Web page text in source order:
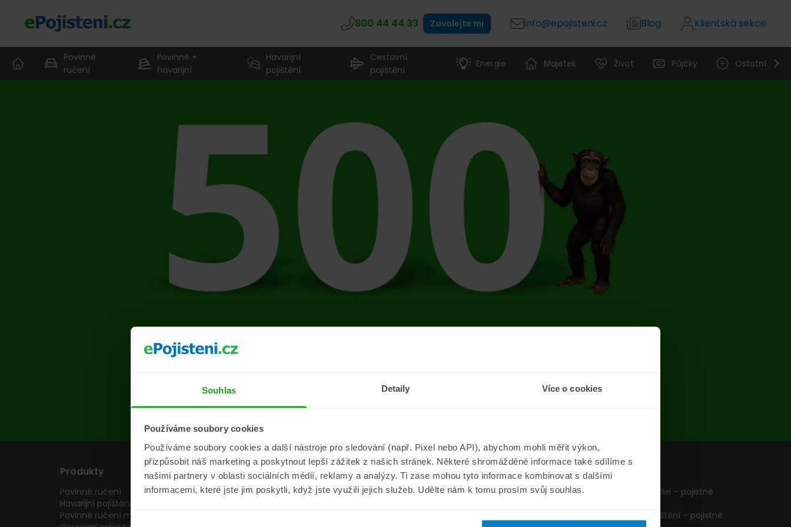
Souhlas Detaily Více o cookies
Používáme soubory cookies
Používáme soubory cookies a další nástroje pro sledování (např. Pixel nebo API), abychom mohli měřit výkon,
přizpůsobit náš marketing a poskytnout lepší zážitek z našich stránek. Některé shromážděné informace také sdílíme s
našimi partnery v oblasti sociálních médií, reklamy a analýzy. Ti zase mohou tyto informace kombinovat s dalšími
informacemi, které jste jim poskytli, když jste využili jejich služeb. Udělte nám k tomu prosím svůj souhlas.
800 44 44 33 Zavolejte mi info@epojisteni.cz Blog Klientská sekce
Povinné
ručení
Povinné +
havarijní
Havarijní
pojištění
Cestovní
pojištění
Energie Majetek Život Půjčky Ostatní
Na stránce se vyskytla chyba
Přejít na úvodní stránku
Produkty
Povinné ručení
Havarijní pojištění
Povinné ručení motocyklu
Pojišťovny
Pojišťovny
Informace
Aktuality
ePojisteni.cz
O nás
Formuláře
Pojištění vozidel – pojistné
Cestovní pojištění – pojistné